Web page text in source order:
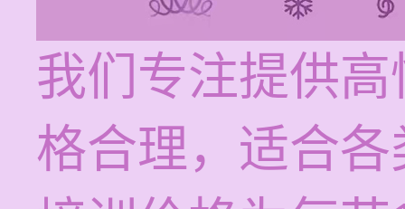
我们专注提供
格合理，适合